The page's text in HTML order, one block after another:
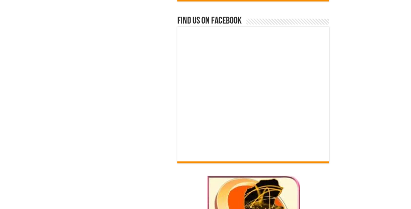
Find us on Facebook